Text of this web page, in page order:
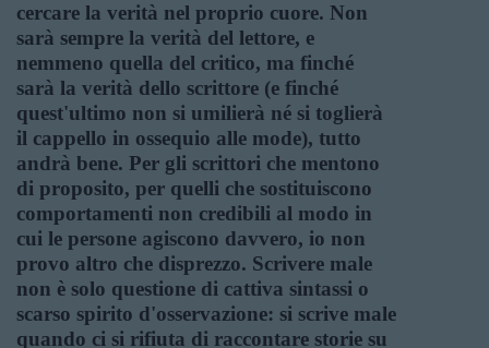
cercare la verità nel proprio cuore. Non
sarà sempre la verità del lettore, e
nemmeno quella del critico, ma finché
sarà la verità dello scrittore (e finché
quest'ultimo non si umilierà né si toglierà
il cappello in ossequio alle mode), tutto
andrà bene. Per gli scrittori che mentono
di proposito, per quelli che sostituiscono
comportamenti non credibili al modo in
cui le persone agiscono davvero, io non
provo altro che disprezzo. Scrivere male
non è solo questione di cattiva sintassi o
scarso spirito d'osservazione: si scrive male
quando ci si rifiuta di raccontare storie su